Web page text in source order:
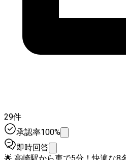
29件
承認率100%
即時回答